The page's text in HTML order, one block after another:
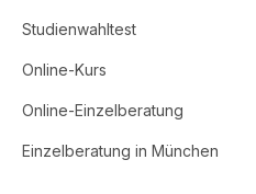
Studienwahltest
Online-Kurs
Online-Einzelberatung
Einzelberatung in München